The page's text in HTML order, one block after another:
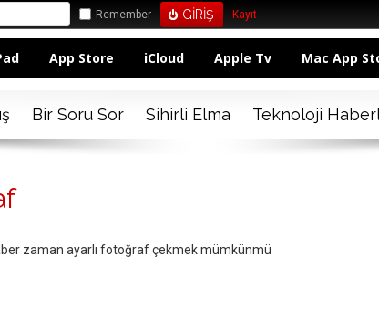
Remember Kayıt
App Store iCloud Apple Tv Mac App
Bir Soru Sor Sihirli Elma Teknoloji
zaman ayarlı fotoğraf çekmek mümkünmü